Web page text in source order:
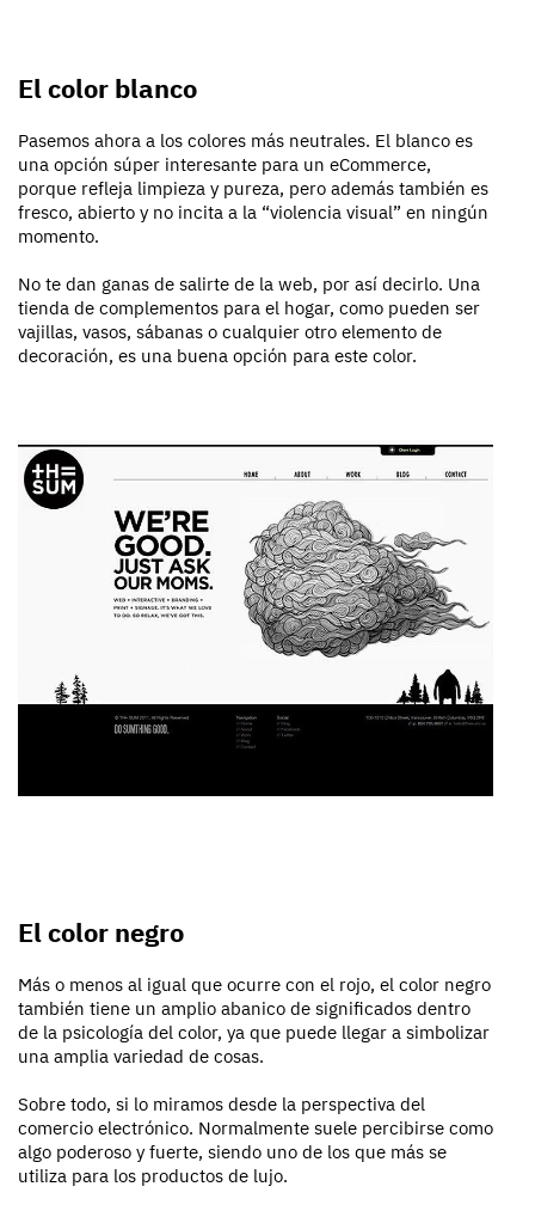
El color blanco
Pasemos ahora a los colores más neutrales. El blanco es
una opción súper interesante para un eCommerce,
porque refleja limpieza y pureza, pero además también es
fresco, abierto y no incita a la “violencia visual” en ningún
momento.
No te dan ganas de salirte de la web, por así decirlo. Una
tienda de complementos para el hogar, como pueden ser
vajillas, vasos, sábanas o cualquier otro elemento de
decoración, es una buena opción para este color.
El color negro
Más o menos al igual que ocurre con el rojo, el color negro
también tiene un amplio abanico de significados dentro
de la psicología del color, ya que puede llegar a simbolizar
una amplia variedad de cosas.
Sobre todo, si lo miramos desde la perspectiva del
comercio electrónico. Normalmente suele percibirse como
algo poderoso y fuerte, siendo uno de los que más se
utiliza para los productos de lujo.